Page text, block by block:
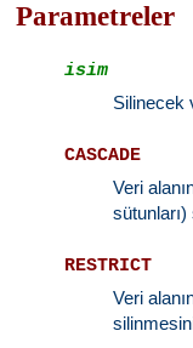
Parametreler
isim
Silinecek
CASCADE
Veri
RESTRICT
Veri